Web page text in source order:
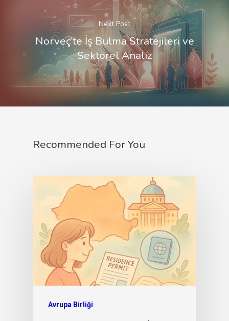
Next Post
Norveç’te İş Bulma Stratejileri ve
Sektörel Analiz
Recommended For You
Avrupa Birliği